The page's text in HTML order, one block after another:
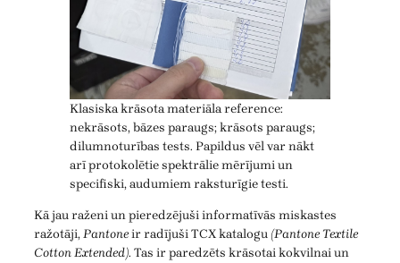
Klasiska krāsota materiāla reference:
nekrāsots, bāzes paraugs; krāsots paraugs;
dilumnoturības tests. Papildus vēl var nākt
arī protokolētie spektrālie mērījumi un
specifiski, audumiem raksturīgie testi.
Kā jau raženi un pieredzējuši informatīvās miskastes
ražotāji,Pantoneir radījuši TCX katalogu (Pantone Textile
Cotton Extended). Tas ir paredzēts krāsotai kokvilnai un